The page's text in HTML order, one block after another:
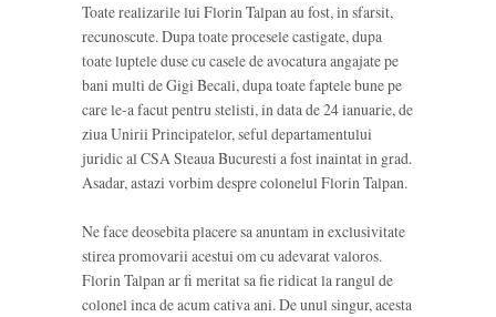
Toate realizarile lui Florin Talpan au fost, in sfarsit,
recunoscute. Dupa toate procesele castigate, dupa
toate luptele duse cu casele de avocatura angajate pe
bani multi de Gigi Becali, dupa toate faptele bune pe
care le-a facut pentru stelisti, in data de 24 ianuarie, de
ziua Unirii Principatelor, seful departamentului
juridic al CSA Steaua Bucuresti a fost inaintat in grad.
Asadar, astazi vorbim despre colonelul Florin Talpan.
Ne face deosebita placere sa anuntam in exclusivitate
stirea promovarii acestui om cu adevarat valoros.
Florin Talpan ar fi meritat sa fie ridicat la rangul de
colonel inca de acum cativa ani. De unul singur, acesta